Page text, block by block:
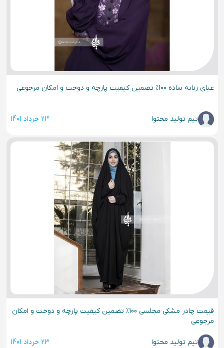
عبای زنانه ساده 100% تضمین کیفیت پارچه و دوخت و امکان مرجوعی
تیم تولید محتوا 23 خرداد 1401
قیمت چادر مشکی مجلسی 100% تضمین کیفیت پارچه و دوخت و امکان
مرجوعی
تیم تولید محتوا 23 خرداد 1401